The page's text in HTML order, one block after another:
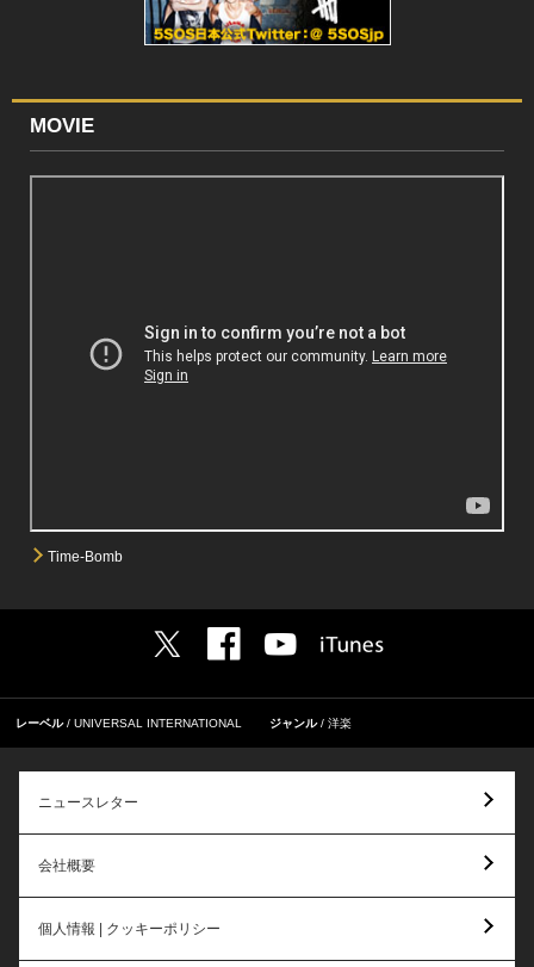
MOVIE
Time-Bomb
レーベル UNIVERSAL INTERNATIONAL ジャンル 洋楽
ニュースレター
会社概要
個人情報 | クッキーポリシー